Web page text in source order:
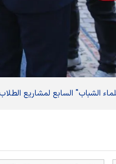
الشباب" السابع لمشاريع